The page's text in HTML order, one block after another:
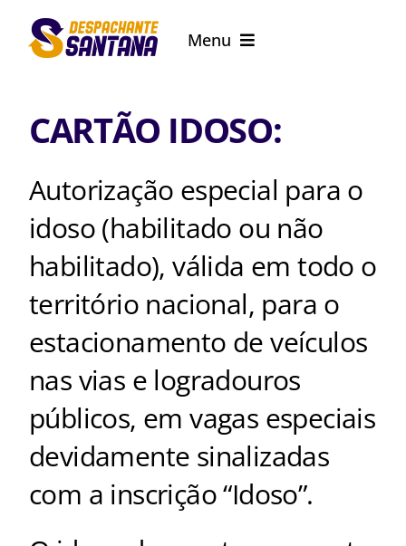
para
Menu
CNH / JURÍDICO
PCD
Notícias
CARTÃO IDOSO:
Autorização especial para o
idoso (habilitado ou não
habilitado), válida em todo o
território nacional, para o
estacionamento de veículos
nas vias e logradouros
públicos, em vagas especiais
devidamente sinalizadas
com a inscrição “Idoso”.